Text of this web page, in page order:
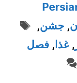
Tags , جشن,
,غذا , فصل